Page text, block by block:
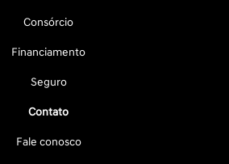
Consórcio
Financiamento
Seguro
Contato
Fale conosco